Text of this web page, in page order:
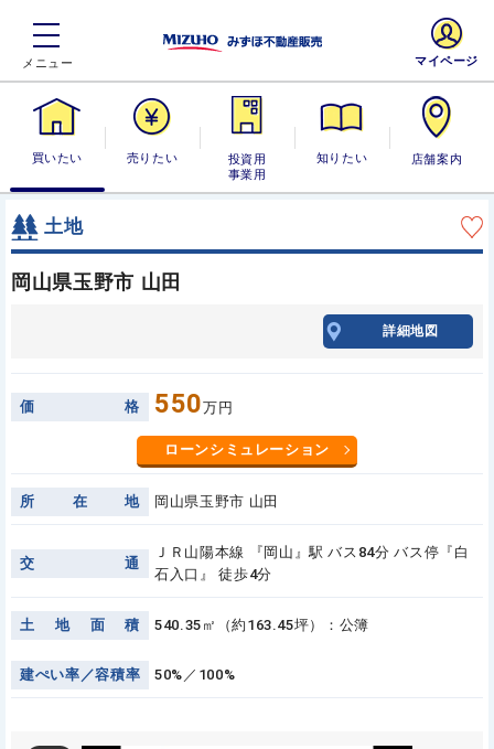
買いたい 売りたい
投資用・事業
用
知りたい 店舗案内
マイページ
土地
岡山県玉野市 山田
詳細地図
価 格 550万円
ローンシミュレーション
所 在 地 岡山県玉野市 山田
交 通
ＪＲ山陽本線 『岡山』駅 バス84分 バス停『白
石入口』 徒歩4分
土 地 面 積 540.35㎡（約163.45坪）：公簿
建ぺい率 ／容積率 50%／100%